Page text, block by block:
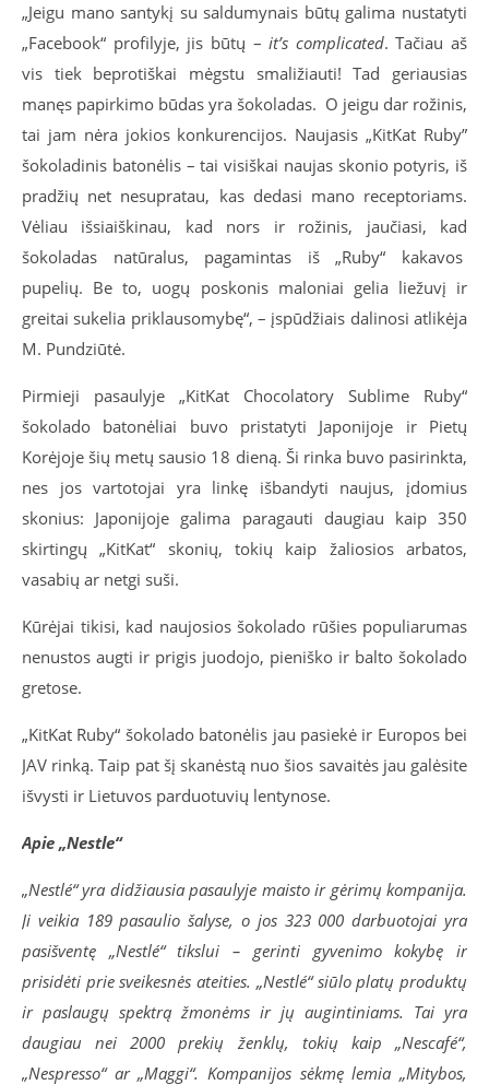
„Jeigu mano santykį su saldumynais būtų galima nustatyti
„Facebook“ profilyje, jis būtų –it’s complicated. Tačiau aš
vis tiek beprotiškai mėgstu smaližiauti! Tad geriausias
manęs papirkimo būdas yra šokoladas. O jeigu dar rožinis,
tai jam nėra jokios konkurencijos. Naujasis „KitKat Ruby”
šokoladinis batonėlis – tai visiškai naujas skonio potyris, iš
pradžių net nesupratau, kas dedasi mano receptoriams.
Vėliau išsiaiškinau, kad nors ir rožinis, jaučiasi, kad
šokoladas natūralus, pagamintas iš „Ruby“ kakavos
pupelių. Be to, uogų poskonis maloniai gelia liežuvį ir
greitai sukelia priklausomybę“, – įspūdžiais dalinosi atlikėja
M. Pundziūtė.
Pirmieji pasaulyje „KitKat Chocolatory Sublime Ruby“
šokolado batonėliai buvo pristatyti Japonijoje ir Pietų
Korėjoje šių metų sausio 18 dieną. Ši rinka buvo pasirinkta,
nes jos vartotojai yra linkę išbandyti naujus, įdomius
skonius: Japonijoje galima paragauti daugiau kaip 350
skirtingų „KitKat“ skonių, tokių kaip žaliosios arbatos,
vasabių ar netgi suši.
Kūrėjai tikisi, kad naujosios šokolado rūšies populiarumas
nenustos augti ir prigis juodojo, pieniško ir balto šokolado
gretose.
„KitKat Ruby“ šokolado batonėlis jau pasiekė ir Europos bei
JAV rinką. Taip pat šį skanėstą nuo šios savaitės jau galėsite
išvysti ir Lietuvos parduotuvių lentynose.
Apie „Nestle“
„Nestlé“ yra didžiausia pasaulyje maisto ir gėrimų kompanija.
Ji veikia 189 pasaulio šalyse, o jos 323 000 darbuotojai yra
pasišventę „Nestlé“ tikslui – gerinti gyvenimo kokybę ir
prisidėti prie sveikesnės ateities. „Nestlé“ siūlo platų produktų
ir paslaugų spektrą žmonėms ir jų augintiniams. Tai yra
daugiau nei 2000 prekių ženklų, tokių kaip „Nescafé“,
„Nespresso“ ar „Maggi“. Kompanijos sėkmę lemia „Mitybos,